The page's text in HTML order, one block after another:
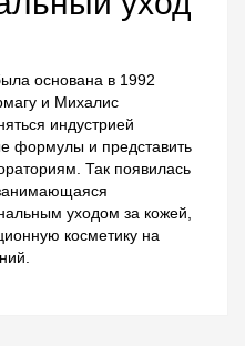
основана в 1992
и Михалис
индустрией
формулы и представить
Так появилась
уходом за кожей,
косметику на